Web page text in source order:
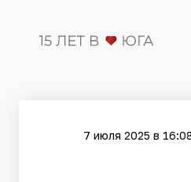
7 июля 2025 в